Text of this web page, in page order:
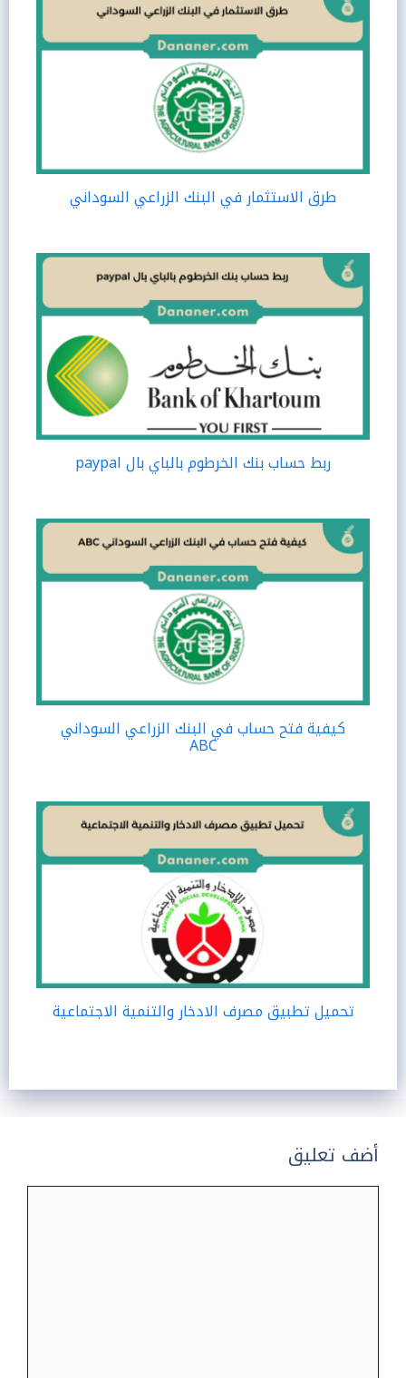
طرق الاستثمار في البنك الزراعي السوداني
ربط حساب بنك الخرطوم بالباي بال paypal
كيفية فتح حساب في البنك الزراعي السوداني
ABC
تحميل تطبيق مصرف الادخار والتنمية الاجتماعية
أضف تعليق